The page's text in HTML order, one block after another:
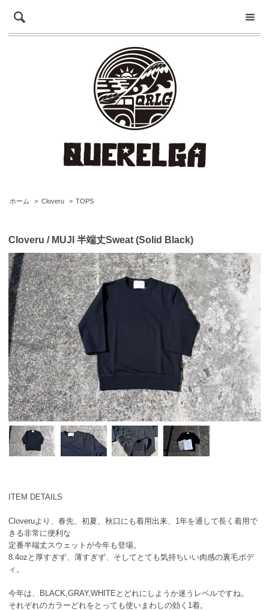
ホーム > Cloveru > TOPS
Cloveru / MUJI 半端丈Sweat (Solid Black)
ITEM DETAILS
Cloveruより、春先、初夏、秋口にも着用出来、1年を通して長く着用で
きる非常に便利な
定番半端丈スウェットが今年も登場。
8.4ozと厚すぎず、薄すぎず、そしてとても気持ちいい肉感の裏毛ボデ
ィ。
今年は、BLACK,GRAY,WHITEとどれにしようか迷うレベルですね。
それぞれのカラーどれをとっても使いまわしの効く1着。